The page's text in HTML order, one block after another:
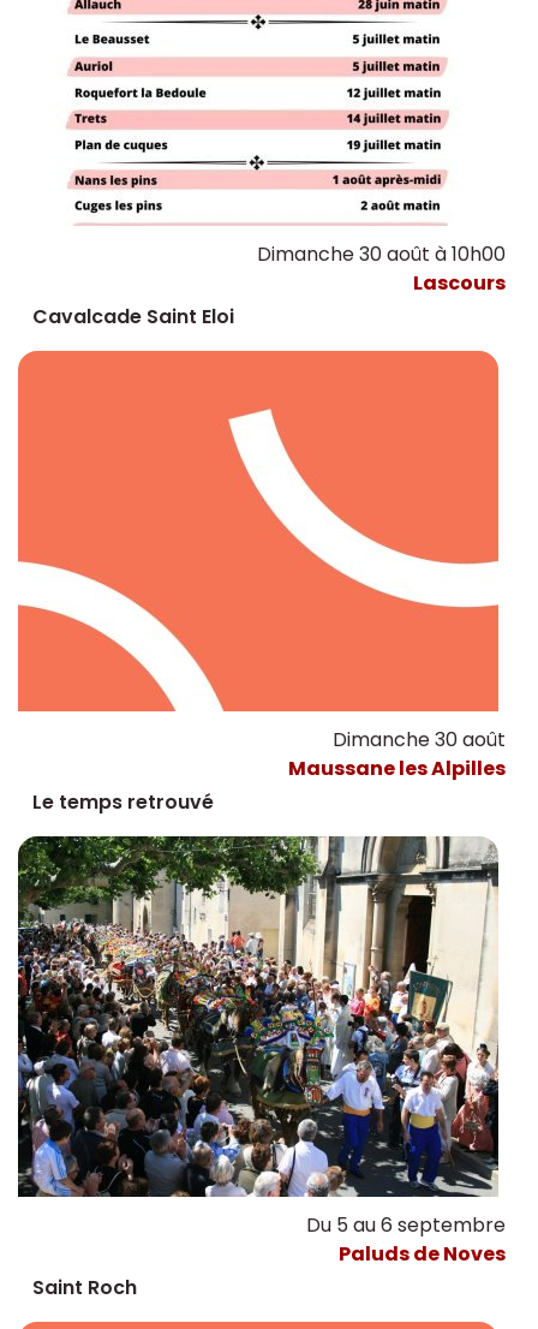
Dimanche 30 août à 10h00
Lascours
Cavalcade Saint Eloi
Dimanche 30 août
Maussane les Alpilles
Le temps retrouvé
Du 5 au 6 septembre
Paluds de Noves
Saint Roch